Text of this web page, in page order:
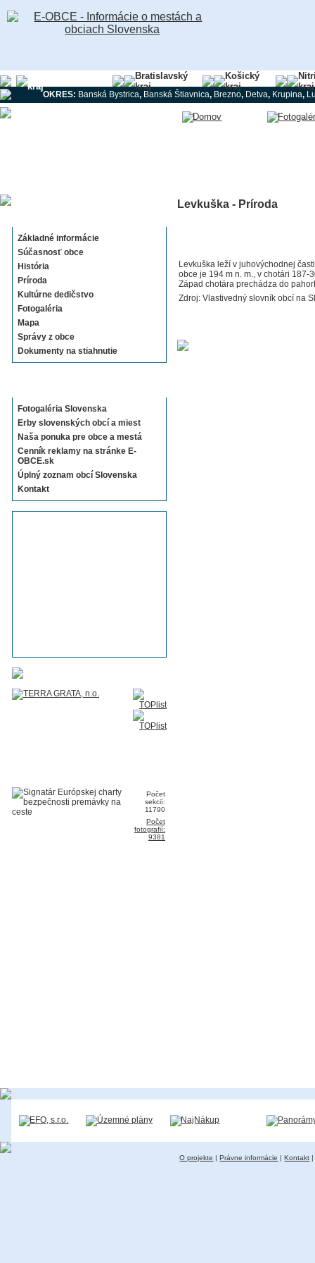
kraj
Bratislavský
kraj
Košický
kraj
kraj
OKRES: Banská Bystrica, Banská Štiavnica, Brezno, Detva, Krupina,
Základné informácie
Súčasnosť obce
História
Príroda
Kultúrne dedičstvo
Fotogaléria
Mapa
Správy z obce
Dokumenty na stiahnutie
Fotogaléria Slovenska
Erby slovenských obcí a miest
Naša ponuka pre obce a mestá
Cenník reklamy na stránke E-
OBCE.sk
Úplný zoznam obcí Slovenska
Kontakt
Počet
sekcií:
11790
Počet
fotografií:
9381
Levkuška - Príroda
Levkuška leží v juhovýchodnej
obce je 194 m n. m., v chotári 187-
Západ chotára prechádza do
Zdroj: Vlastivedný slovník obcí na
O projekte |Právne informácie |Kontakt